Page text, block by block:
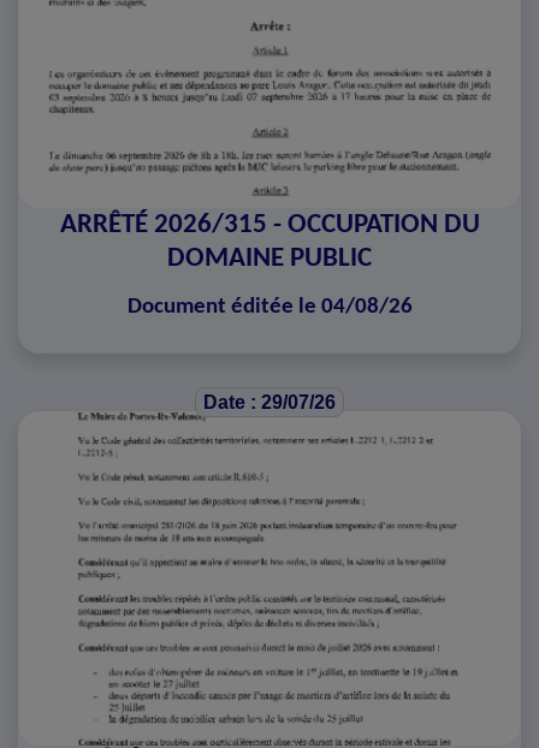
ARRÊTÉ 2026/315 - OCCUPATION DU
DOMAINE PUBLIC
Document éditée le 04/08/26
Date : 29/07/26